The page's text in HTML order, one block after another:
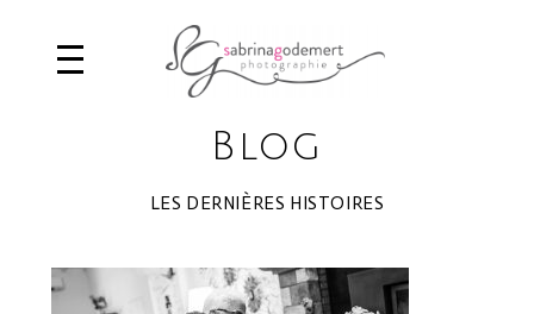
Blog
LES DERNIÈRES HISTOIRES